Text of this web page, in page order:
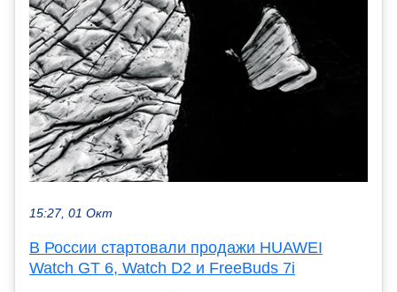
15:27, 01 Окт
В России стартовали продажи HUAWEI
Watch GT 6, Watch D2 и FreeBuds 7i